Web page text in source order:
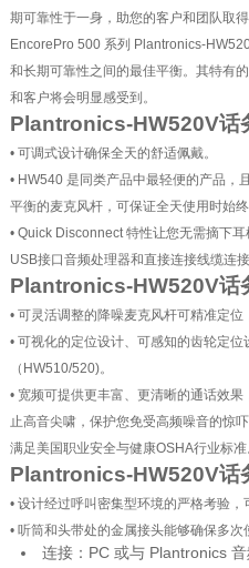
期可靠性于一身，助您的客户和团队取
EncorePro 500 系列 Plantronics-
和长期可靠性之间的最佳平衡。其特有
和客户将会明显感受到。
Plantronics-HW520V话
• 可调式设计确保全天的舒适佩戴。
• HW540 是同类产品中最轻便的产品，
平衡的麦克风杆，可保证全天使用时始终
• Quick Disconnect 特性让您无需摘下
USB接口音频处理器和直接连接线缆连接
Plantronics-HW520V话
• 可灵活调整的降噪麦克风杆可精准定位
• 可视化的定位设计、可感知的齿轮定
（HW510/520)。
• 宽频可提供更丰富、更清晰的通话效
止高音尖啸，保护您免受高频噪音的惊
满足美国职业安全与健康OSHA行业标准
Plantronics-HW520V话
• 设计经过呼叫密集型环境的严格考验，
• 听筒和头带处的金属接头能够确保多次
连接：PC 或与 Plantronics